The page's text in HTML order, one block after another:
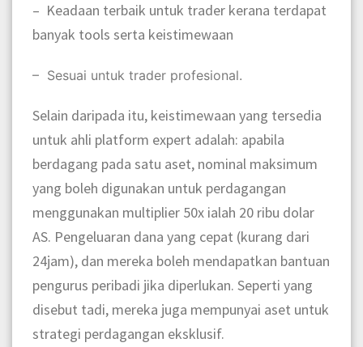
– Keadaan terbaik untuk trader kerana terdapat
banyak tools serta keistimewaan
– Sesuai untuk trader profesional.
Selain daripada itu, keistimewaan yang tersedia
untuk ahli platform expert adalah: apabila
berdagang pada satu aset, nominal maksimum
yang boleh digunakan untuk perdagangan
menggunakan multiplier 50x ialah 20 ribu dolar
AS. Pengeluaran dana yang cepat (kurang dari
24jam), dan mereka boleh mendapatkan bantuan
pengurus peribadi jika diperlukan. Seperti yang
disebut tadi, mereka juga mempunyai aset untuk
strategi perdagangan eksklusif.